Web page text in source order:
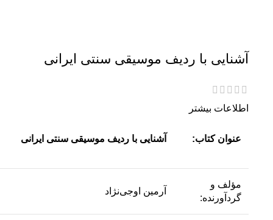
آشنایی با ردیف موسیقی سنتی ایرانی
اطلاعات بیشتر
عنوان کتاب: آشنایی با ردیف موسیقی سنتی ایرانی
مؤلف و
گردآورنده:
آرمین اوجی‌نژاد